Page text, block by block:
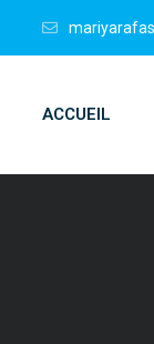
ACCUEIL